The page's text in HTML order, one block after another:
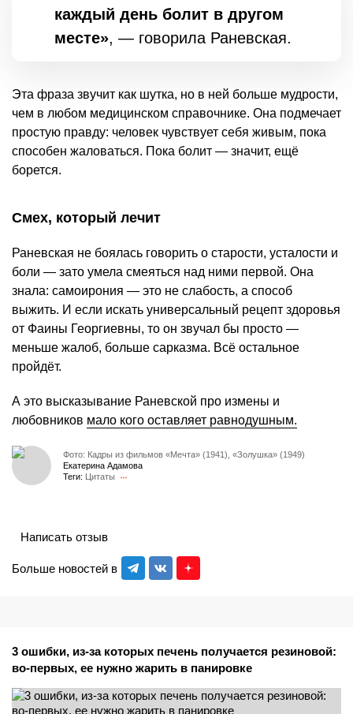
каждый день болит в другом
месте», — говорила Раневская.
Эта фраза звучит как шутка, но в ней больше мудрости,
чем в любом медицинском справочнике. Она подмечает
простую правду: человек чувствует себя живым, пока
способен жаловаться. Пока болит — значит, ещё
борется.
Смех, который лечит
Раневская не боялась говорить о старости, усталости и
боли — зато умела смеяться над ними первой. Она
знала: самоирония — это не слабость, а способ
выжить. И если искать универсальный рецепт здоровья
от Фаины Георгиевны, то он звучал бы просто —
меньше жалоб, больше сарказма. Всё остальное
пройдёт.
А это высказывание Раневской про измены и
любовников мало кого оставляет равнодушным.
Фото: Кадры из фильмов «Мечта» (1941), «Золушка» (1949)
Екатерина Адамова
Теги: Цитаты
Больше новостей в
Написать отзыв
3 ошибки, из-за которых печень получается резиновой:
во-первых, ее нужно жарить в панировке